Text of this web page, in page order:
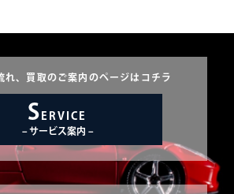
れ、買取のご案内のページはコチラ
S ERVICE
サービス案内